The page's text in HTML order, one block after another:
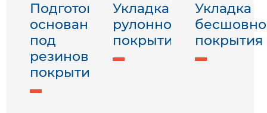
Подготовка
основания
под
резиновое
покрытие
Укладка
рулонного
покрытия
Укладка
покрытия